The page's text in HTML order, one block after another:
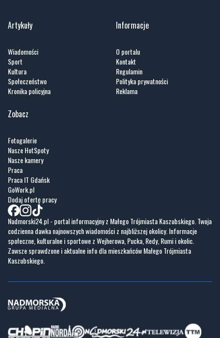
Sport
Społeczeństwo
Kronika policyjna
Kontakt
Polityka prywatności
Reklama
Zobacz
Nasze HotSpoty
Praca
Praca IT Gdańsk
GoWork.pl
Dodaj ofertę pracy
Nadmorski24.pl - portal informacyjny z Małego Trójmiasta Kaszubskiego. Twoja
codzienna dawka najnowszych wiadomości z najbliższej okolicy. Informacje
społeczne, kulturalne i sportowe z Wejherowa, Pucka, Redy, Rumi i okolic.
Zawsze sprawdzone i aktualne info dla mieszkańców Małego Trójmiasta
Kaszubskiego.
Copyrights © Nadmorski24.pl 2026 r.